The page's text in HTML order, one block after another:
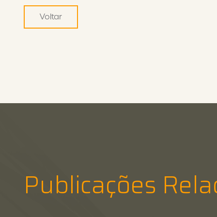
Voltar
Publicações